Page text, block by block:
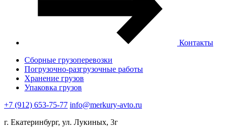
Контакты
Сборные грузоперевозки
Погрузочно-разгрузочные работы
Хранение грузов
Упаковка грузов
+7 (912) 653-75-77 info@merkury-avto.ru
г. Екатеринбург, ул. Лукиных, 3г